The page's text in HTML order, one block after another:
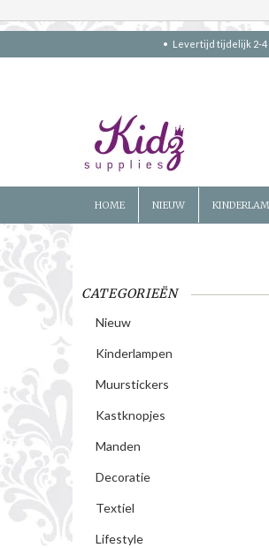
Levertijd tijdelijk 2-4
HOME NIEUW
CATEGORIEËN
Nieuw
Kinderlampen
Muurstickers
Kastknopjes
Manden
Decoratie
Textiel
Lifestyle